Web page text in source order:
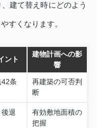
建て替え時にどのよう
すくなります。
ント
建物計画への影
響
条
再建築の可否判
断
退
有効敷地面積の
把握